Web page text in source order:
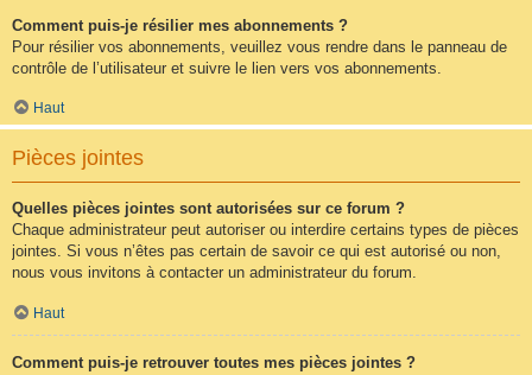
Comment puis-je résilier mes abonnements ?
Pour résilier vos abonnements, veuillez vous rendre dans le panneau de
contrôle de l’utilisateur et suivre le lien vers vos abonnements.
Haut
Pièces jointes
Quelles pièces jointes sont autorisées sur ce forum ?
Chaque administrateur peut autoriser ou interdire certains types de pièces
jointes. Si vous n’êtes pas certain de savoir ce qui est autorisé ou non,
nous vous invitons à contacter un administrateur du forum.
Haut
Comment puis-je retrouver toutes mes pièces jointes ?